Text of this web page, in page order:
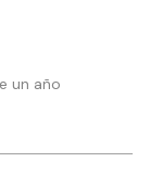
un año